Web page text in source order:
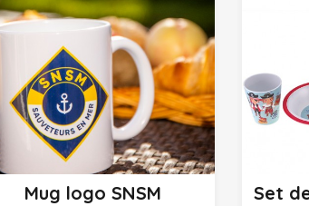
Ajouter au panier
Mug logo SNSM
Set